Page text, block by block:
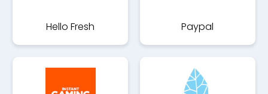
Hello Fresh Paypal